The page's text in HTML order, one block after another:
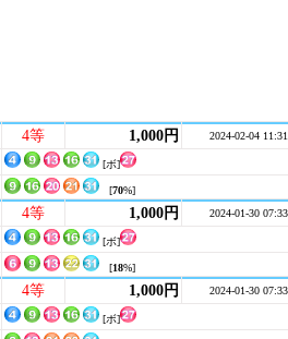
4等 1,000円 2024-02-04 11:31
[ボ]
[70%]
4等 1,000円 2024-01-30 07:33
[ボ]
[18%]
4等 1,000円 2024-01-30 07:33
[ボ]